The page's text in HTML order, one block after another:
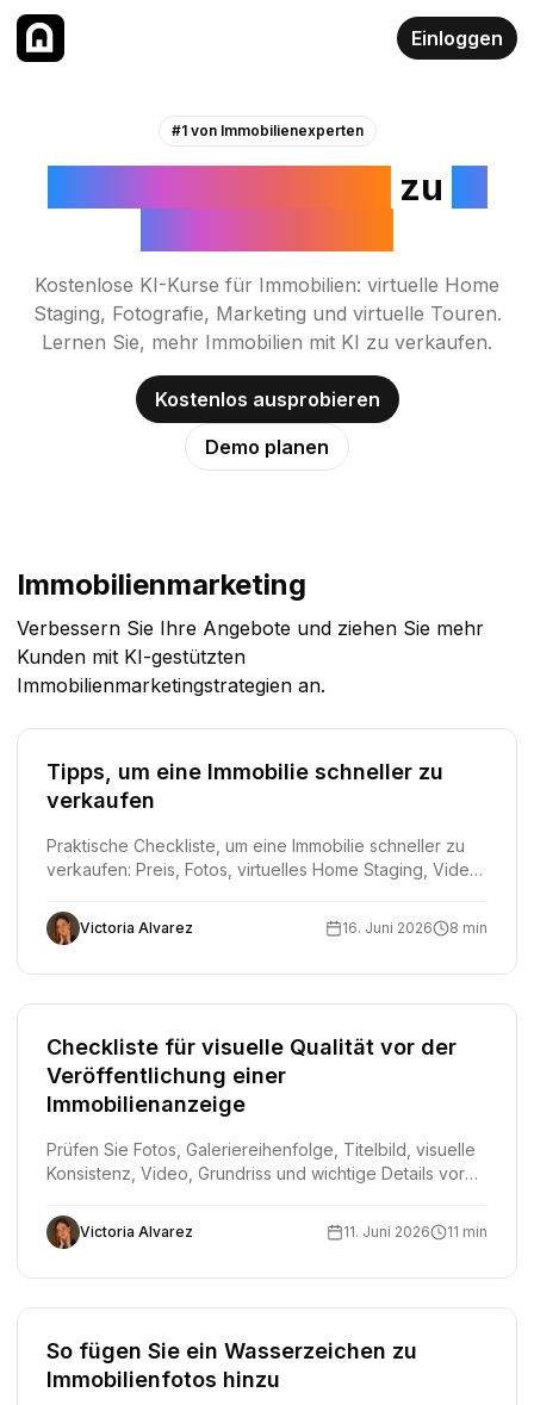
Einloggen
#1 von Immobilienexperten
zu
Kostenlose KI-Kurse für Immobilien: virtuelle Home
Staging, Fotografie, Marketing und virtuelle Touren.
Lernen Sie, mehr Immobilien mit KI zu verkaufen.
Kostenlos ausprobieren
Demo planen
Immobilienmarketing
Verbessern Sie Ihre Angebote und ziehen Sie mehr
Kunden mit KI-gestützten
Immobilienmarketingstrategien an.
Tipps, um eine Immobilie schneller zu
verkaufen
Praktische Checkliste, um eine Immobilie schneller zu
verkaufen: Preis, Fotos, virtuelles Home Staging, Video,
unrealistische Versprechen.
Victoria Alvarez 16. Juni 2026 8 min
Checkliste für visuelle Qualität vor der
Veröffentlichung einer
Immobilienanzeige
Prüfen Sie Fotos, Galeriereihenfolge, Titelbild, visuelle
Konsistenz, Video, Grundriss und wichtige Details vor
Victoria Alvarez 11. Juni 2026 11 min
So fügen Sie ein Wasserzeichen zu
Immobilienfotos hinzu